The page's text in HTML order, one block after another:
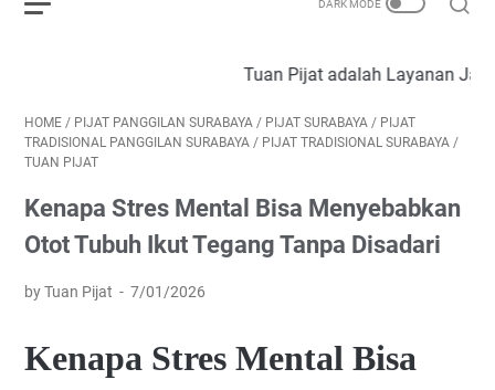
Tuan Pijat adalah Layanan Jasa Pijat Panggilan
HOME / PIJAT PANGGILAN SURABAYA / PIJAT SURABAYA / PIJAT
TRADISIONAL PANGGILAN SURABAYA / PIJAT TRADISIONAL SURABAYA /
TUAN PIJAT
Kenapa Stres Mental Bisa Menyebabkan
Otot Tubuh Ikut Tegang Tanpa Disadari
by Tuan Pijat 7/01/2026
Kenapa Stres Mental Bisa